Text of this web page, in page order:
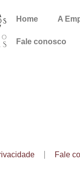
Home A
Fale conosco
Fale